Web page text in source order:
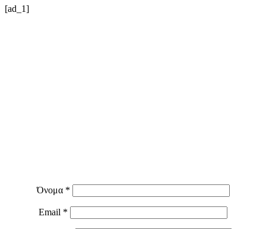
[ad_1]
Όνομα *
Email *